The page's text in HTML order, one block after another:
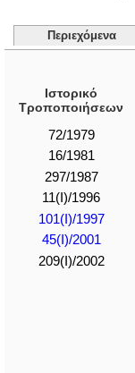
Περιεχόμενα
Ιστορικό
Τροποποιήσεων
72/1979
16/1981
297/1987
11(I)/1996
101(I)/1997
45(I)/2001
209(I)/2002